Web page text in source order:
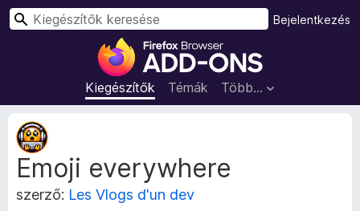
F
r
e
x
b
ö
Kiegészítők Témák Több…
Bejelentkezés
K
Emoji everywhere
szerző: Les Vlogs d'un dev
K
i
e
g
é